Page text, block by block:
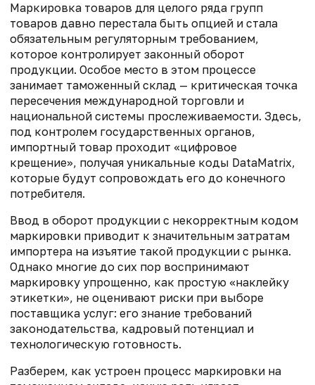
Маркировка товаров для целого ряда групп
товаров давно перестала быть опцией и стала
обязательным регуляторным требованием,
которое контролирует законный оборот
продукции. Особое место в этом процессе
занимает таможенный склад — критическая точка
пересечения международной торговли и
национальной системы прослеживаемости. Здесь,
под контролем государственных органов,
импортный товар проходит «цифровое
крещение», получая уникальные коды DataMatrix,
которые будут сопровождать его до конечного
потребителя.
Ввод в оборот продукции с некорректным кодом
маркировки приводит к значительным затратам
импортера на изъятие такой продукции с рынка.
Однако многие до сих пор воспринимают
маркировку упрощенно, как простую «наклейку
этикетки», не оценивают риски при выборе
поставщика услуг: его знание требований
законодательства, кадровый потенциал и
технологическую готовность.
Разберем, как устроен процесс маркировки на